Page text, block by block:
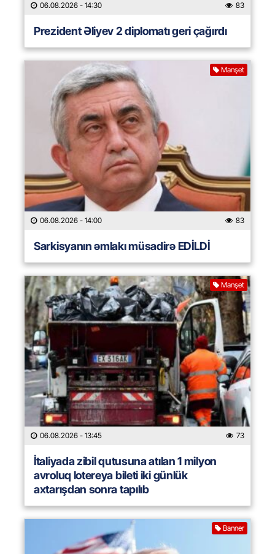
06.08.2026 - 14:30 83
Prezident Əliyev 2 diplomatı geri çağırdı
Manşet
06.08.2026 - 14:00 83
Sarkisyanın əmlakı müsadirə EDİLDİ
Manşet
06.08.2026 - 13:45 73
İtaliyada zibil qutusuna atılan 1 milyon
avroluq lotereya bileti iki günlük
axtarışdan sonra tapılıb
Banner